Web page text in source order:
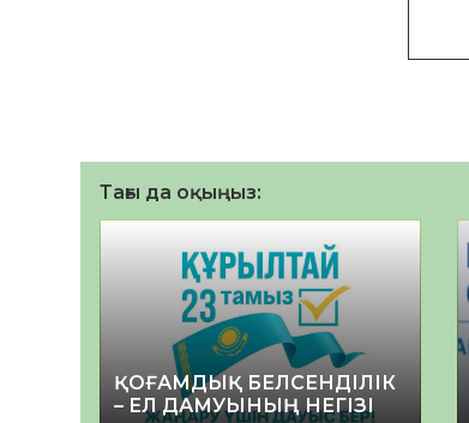
Тағы да оқыңыз:
ҚОҒАМДЫҚ БЕЛСЕНДІЛІК
– ЕЛ ДАМУЫНЫҢ НЕГІЗІ